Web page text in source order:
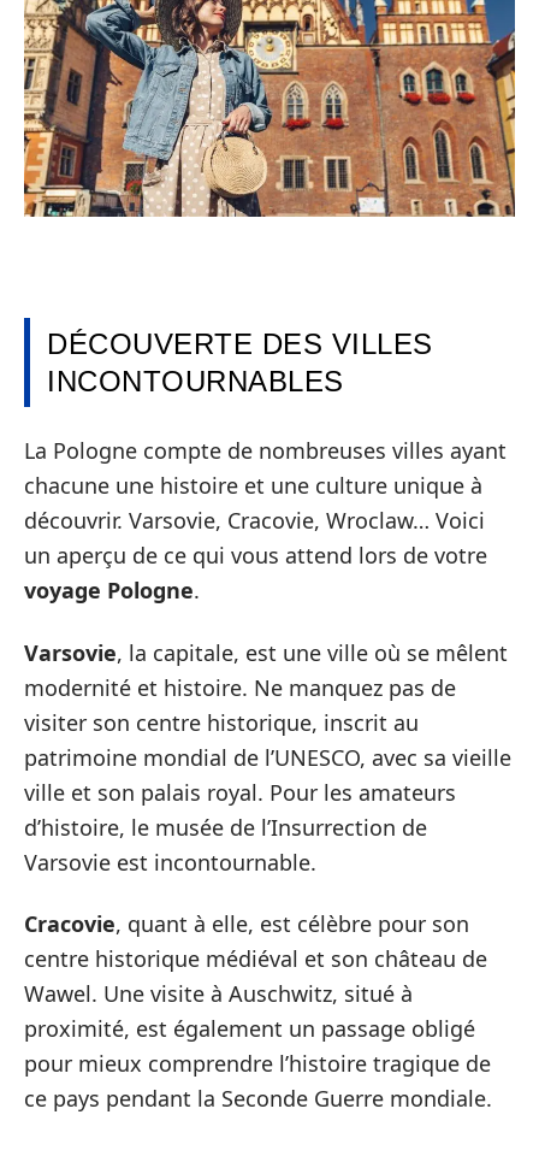
DÉCOUVERTE DES VILLES
INCONTOURNABLES
La Pologne compte de nombreuses villes ayant
chacune une histoire et une culture unique à
découvrir. Varsovie, Cracovie, Wroclaw… Voici
un aperçu de ce qui vous attend lors de votre
voyage Pologne.
Varsovie, la capitale, est une ville où se mêlent
modernité et histoire. Ne manquez pas de
visiter son centre historique, inscrit au
patrimoine mondial de l’UNESCO, avec sa vieille
ville et son palais royal. Pour les amateurs
d’histoire, le musée de l’Insurrection de
Varsovie est incontournable.
Cracovie, quant à elle, est célèbre pour son
centre historique médiéval et son château de
Wawel. Une visite à Auschwitz, situé à
proximité, est également un passage obligé
pour mieux comprendre l’histoire tragique de
ce pays pendant la Seconde Guerre mondiale.